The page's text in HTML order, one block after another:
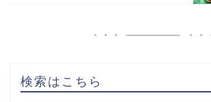
検索はこちら